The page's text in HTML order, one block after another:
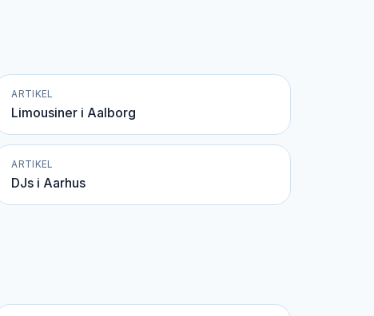
ARTIKEL
Limousiner i Aalborg
ARTIKEL
DJs i Aarhus